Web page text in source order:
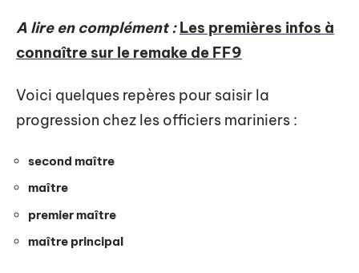
A lire en complément : Les premières infos à
connaître sur le remake de FF9
Voici quelques repères pour saisir la
progression chez les officiers mariniers :
second maître
maître
premier maître
maître principal